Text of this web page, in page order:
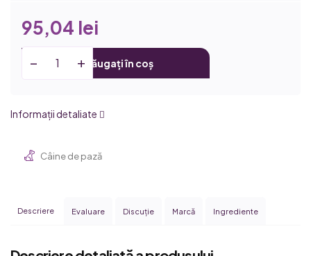
95,04 lei
Adăugați în coș
Informaţii detaliate
Câine de pază
Descriere Evaluare Discuţie Marcă Ingrediente